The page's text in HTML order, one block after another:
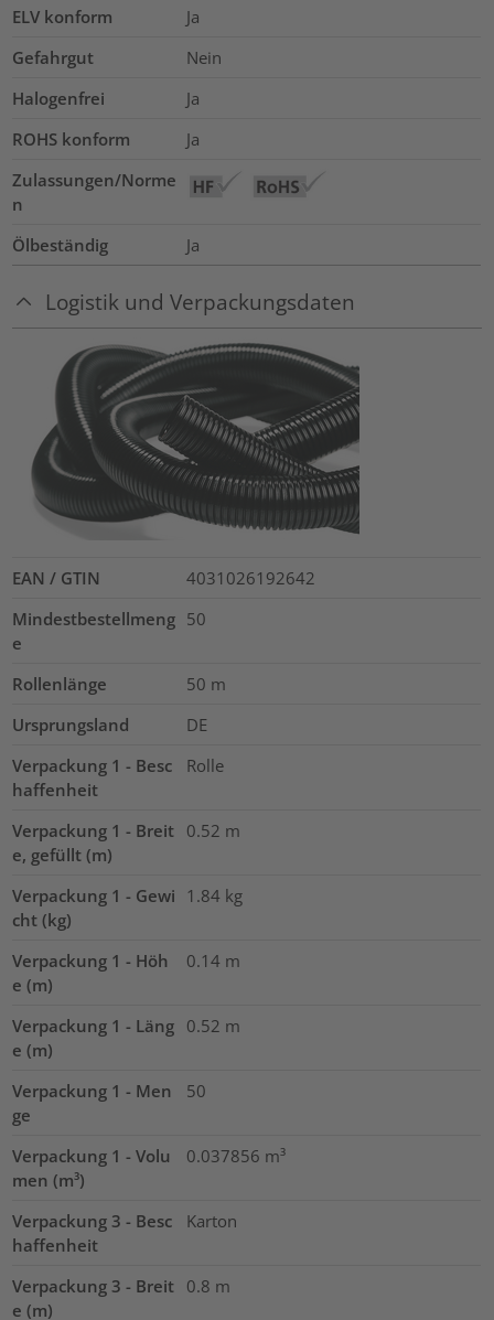
ELV konform
Ja
Gefahrgut
Nein
Halogenfrei
Ja
ROHS konform
Ja
Zulassungen/Norme
n
Ölbeständig
Ja
Logistik und Verpackungsdaten
EAN / GTIN
4031026192642
Mindestbestellmeng
e
50
Rollenlänge 50 m
Ursprungsland
DE
Verpackung 1 - Besc
haffenheit
Rolle
Verpackung 1 - Breit
e, gefüllt (m)
0.52 m
Verpackung 1 - Gewi
cht (kg)
1.84 kg
Verpackung 1 - Höh
e (m)
0.14 m
Verpackung 1 - Läng
e (m)
0.52 m
Verpackung 1 - Men
ge
50
Verpackung 1 - Volu
men (m³)
0.037856 m³
Verpackung 3 - Besc
haffenheit
Karton
Verpackung 3 - Breit
e (m)
0.8 m